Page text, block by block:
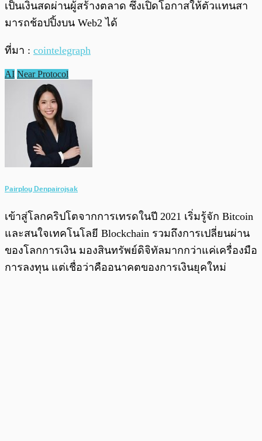
เป็นเงินสดผ่านผู้สร้างตลาด ซึ่งเปิดโอกาสให้ตัวแทนสา
มารถช้อปปิ้งบน Web2 ได้
ที่มา : cointelegraph
AI Near Protocol
Pairploy Denpairojsak
เข้าสู่โลกคริปโตจากการเทรดในปี 2021 เริ่มรู้จัก Bitcoin
และสนใจเทคโนโลยี Blockchain รวมถึงการเปลี่ยนผ่าน
ของโลกการเงิน มองสินทรัพย์ดิจิทัลมากกว่าแค่เครื่องมือ
การลงทุน แต่เชื่อว่าคืออนาคตของการเงินยุคใหม่